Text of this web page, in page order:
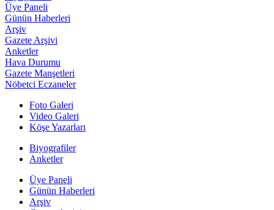
Üye Paneli
Günün Haberleri
Arşiv
Gazete Arşivi
Anketler
Hava Durumu
Gazete Manşetleri
Nöbetci Eczaneler
Foto Galeri
Video Galeri
Köşe Yazarları
Biyografiler
Anketler
Üye Paneli
Günün Haberleri
Arşiv